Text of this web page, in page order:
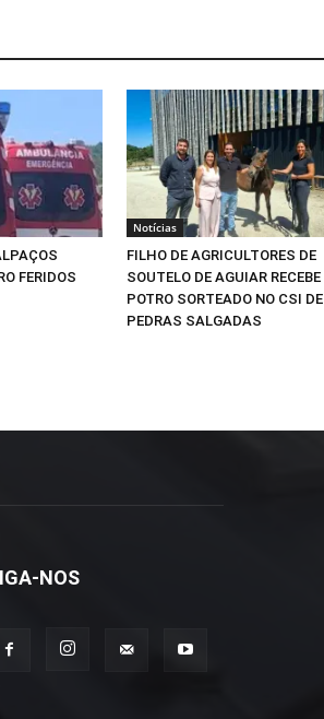
FERIDOS
Notícias
FILHO DE AGRICULTORES DE
SOUTELO DE AGUIAR RECEBE
POTRO SORTEADO NO CSI DE
PEDRAS SALGADAS
NOS